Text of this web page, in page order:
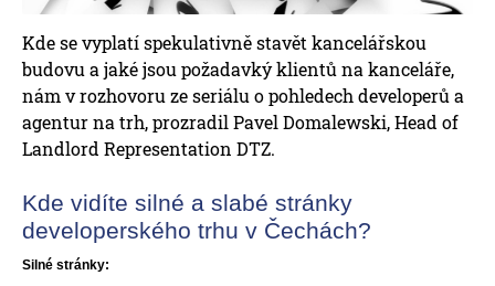
Kde se vyplatí spekulativně stavět kancelářskou
budovu a jaké jsou požadavký klientů na kanceláře,
nám v rozhovoru ze seriálu o pohledech developerů a
agentur na trh, prozradil Pavel Domalewski, Head of
Landlord Representation DTZ.
Kde vidíte silné a slabé stránky
developerského trhu v Čechách?
Silné stránky: